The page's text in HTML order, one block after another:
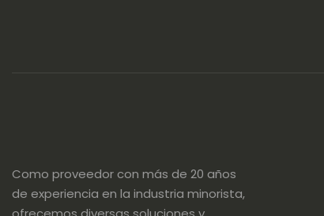
Como proveedor con más de 20 años
de experiencia en la industria minorista,